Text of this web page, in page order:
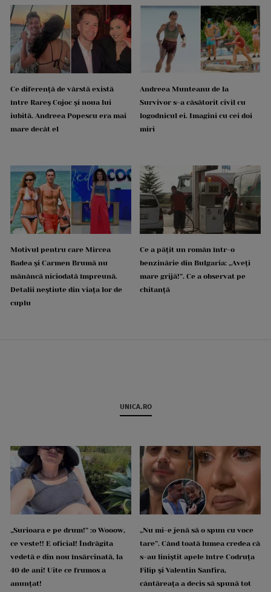
Ce diferență de vârstă există
între Rareș Cojoc și noua lui
iubită. Andreea Popescu era mai
mare decât el
Andreea Munteanu de la
Survivor s-a căsătorit civil cu
logodnicul ei. Imagini cu cei doi
miri
Motivul pentru care Mircea
Badea și Carmen Brumă nu
mănâncă niciodată împreună.
Detalii neștiute din viața lor de
cuplu
Ce a pățit un român într-o
benzinărie din Bulgaria: „Aveți
mare grijă!”. Ce a observat pe
chitanță
UNICA.RO
„Surioara e pe drum!” :o Wooow,
ce veste!! E oficial! Îndrăgita
vedetă e din nou însărcinată, la
40 de ani! Uite ce frumos a
anunțat!
„Nu mi-e jenă să o spun cu voce
tare”. Când toată lumea credea că
s-au liniștit apele între Codruța
Filip și Valentin Sanfira,
cântăreața a decis să spună tot